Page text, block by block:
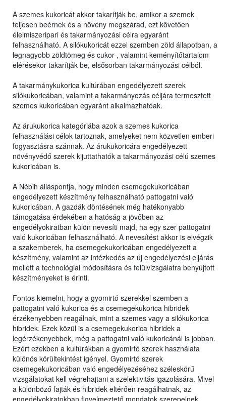
A szemes kukoricát akkor takarítják be, amikor a szemek
teljesen beérnek és a növény megszárad, ezt követően
élelmiszeripari és takarmányozási célra egyaránt
felhasználható. A silókukoricát ezzel szemben zöld állapotban, a
legnagyobb zöldtömeg és cukor-, valamint keményítőtartalom
elérésekor takarítják be, elsősorban takarmányozási célból.
A takarmánykukorica kultúrában engedélyezett szerek
silókukoricában, valamint a takarmányozás céljára termesztett
szemes kukoricában egyaránt alkalmazhatóak.
Az árukukorica kategóriába azok a szemes kukorica
felhasználási célok tartoznak, amelyeket nem közvetlen emberi
fogyasztásra szánnak. Az árukukoricára engedélyezett
növényvédő szerek kijuttathatók a takarmányozási célú szemes
kukoricában is.
A Nébih álláspontja, hogy minden csemegekukoricában
engedélyezett készítmény felhasználható pattogatni való
kukoricában. A gazdák döntésének még hatékonyabb
támogatása érdekében a hatóság a jövőben az
engedélyokiratban külön nevesíti majd, ha egy szer pattogatni
való kukoricában felhasználható. A nevesítést akkor is elvégzik
a szakemberek, ha csemegekukoricában engedélyezett a
készítmény, valamint az intézkedés az új engedélyezési eljárás
mellett a technológiai módosításra és felülvizsgálatra benyújtott
készítményeket is érinti.
Fontos kiemelni, hogy a gyomirtó szerekkel szemben a
pattogatni való kukorica és a csemegekukorica hibridek
érzékenyebben reagálnak, mint a szemes vagy a silókukorica
hibridek. Ezek közül is a csemegekukorica hibridek a
legérzékenyebbek, még a pattogatni való kukoricánál is jobban.
Ezért ezekben a kultúrákban a gyomirtó szerek használata
különös körültekintést igényel. Gyomirtó szerek
csemegekukoricában való engedélyezéséhez széleskörű
vizsgálatokat kell végrehajtani a szelektivitás igazolására. Mivel
a különböző fajták és hibridek eltérően reagálhatnak, az